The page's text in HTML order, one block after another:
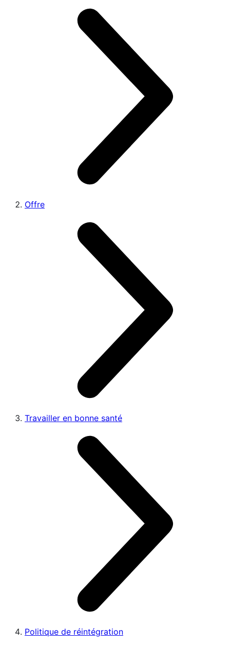
Offre
Travailler en bonne santé
Politique de réintégration